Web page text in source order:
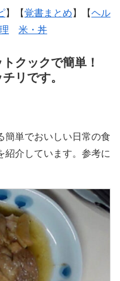
】【覚書まとめ 】【ヘル
米・丼
クックで簡単！
リです。
簡単でおいしい日常の食
紹介しています。参考に